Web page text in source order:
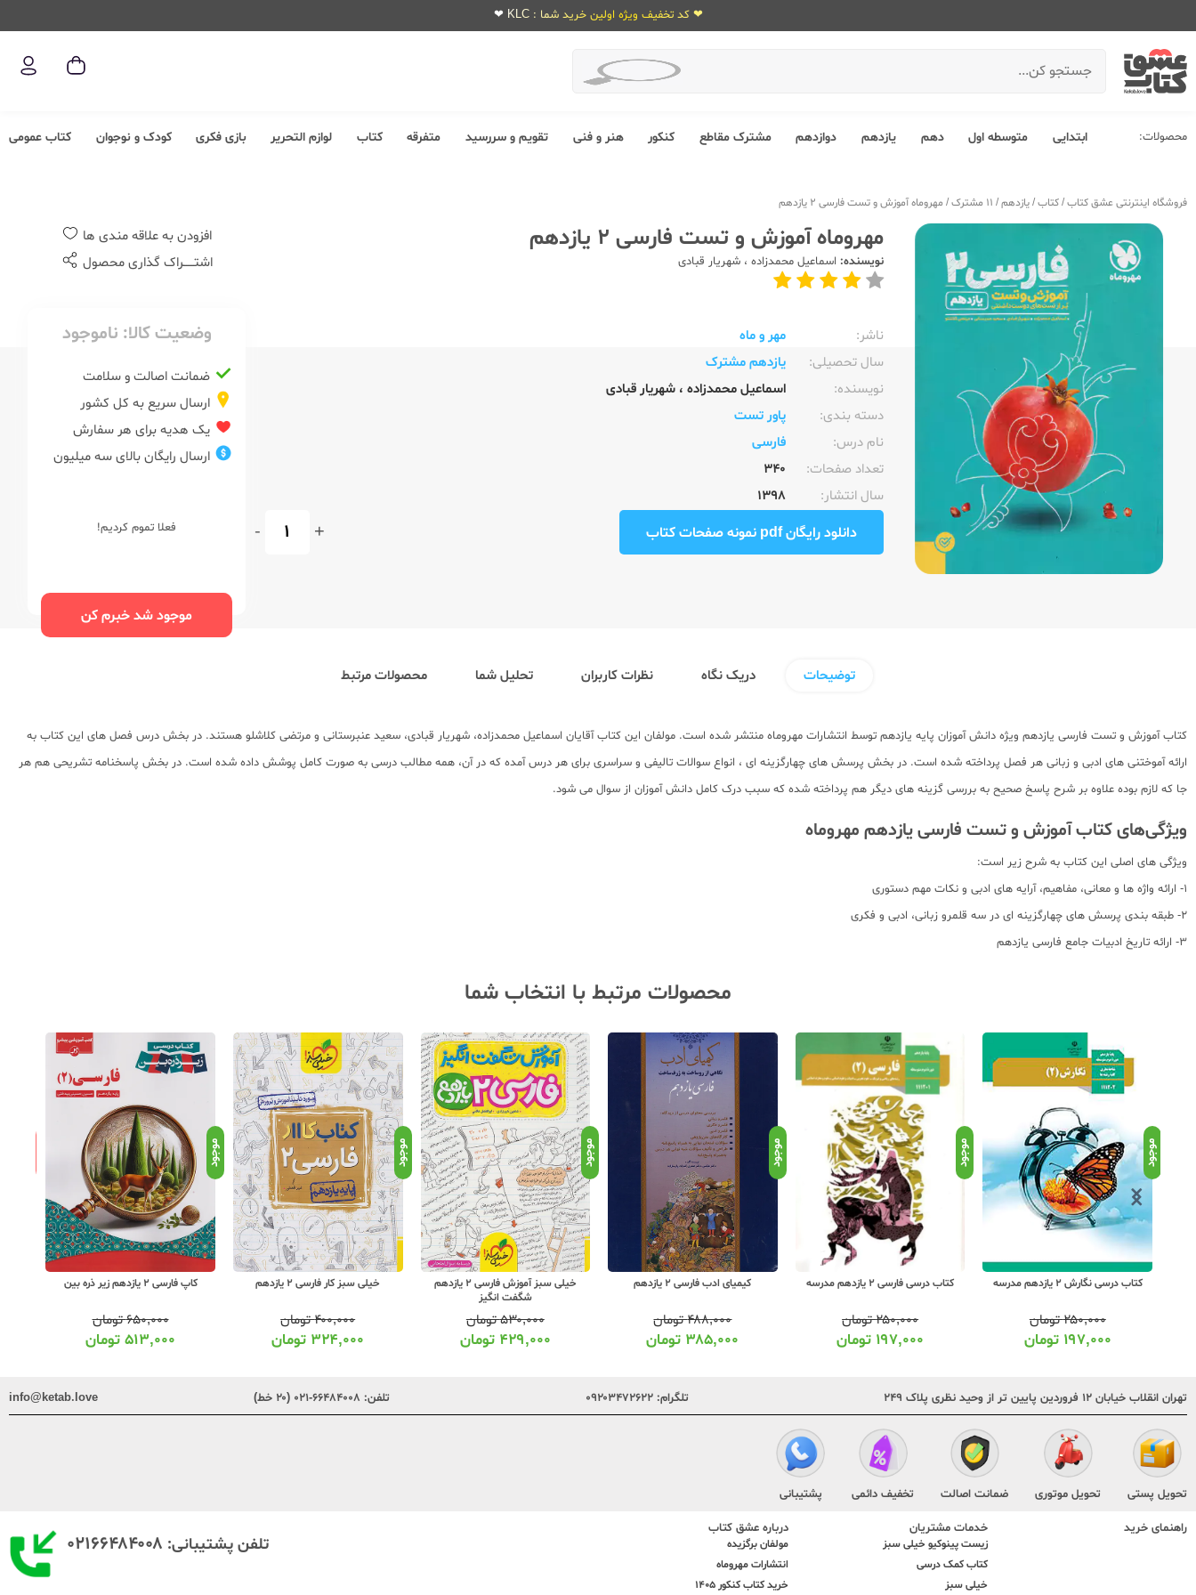
❤ کد تخفیف ویژه اولین خرید شما : KLC ❤
محصولات: ابتدایی متوسطه اول دهم یازدهم دوازدهم مشترک مقاطع کنکور هنر و فنی تقویم و سررسید متفرقه کتاب لوازم التحریر بازی فکری کودک و نوجوان کتاب عمومی
فروشگاه اینترنتی عشق کتاب/کتاب/یازدهم/ 11 مشترک / مهروماه آموزش و تست فارسی 2 یازدهم
مهروماه آموزش و تست فارسی 2 یازدهم
نویسنده: اسماعیل محمدزاده ، شهریار قبادی
ناشر:‌
مهر و ماه
سال تحصیلی:‌
یازدهم مشترک
نویسنده:‌
اسماعیل محمدزاده ، شهریار قبادی
دسته بندی:
پاور تست
نام درس:
فارسی
تعداد صفحات:‌
340
سال انتشار:‌
1398
دانلود رایگان pdf نمونه صفحات کتاب +
-
افزودن به علاقه مندی ها
اشتــــــراک گذاری محصول
وضعیت کالا: ناموجود
ضمانت اصالت و سلامت
ارسال سریع به کل کشور
یک هدیه برای هر سفارش
ارسال رایگان بالای سه میلیون
فعلا تموم کردیم!
موجود شد خبرم کن
توضیحات دریک نگاه نظرات کاربران تحلیل شما محصولات مرتبط
کتاب آموزش و تست فارسی یازدهم ویژه دانش آموزان پایه یازدهم توسط انتشارات مهروماه منتشر شده است. مولفان این کتاب آقایان اسماعیل محمدزاده، شهریار قبادی، سعید عنبرستانی و مرتضی کلاشلو هستند. در بخش درس فصل های این کتاب به
ارائه آموختنی های ادبی و زبانی هر فصل پرداخته شده است. در بخش پرسش های چهارگزینه ای ، انواع سوالات تالیفی و سراسری برای هر درس آمده که در آن، همه مطالب درسی به صورت کامل پوشش داده شده است. در بخش پاسخنامه تشریحی هم هر
جا که لازم بوده علاوه بر شرح پاسخ صحیح به بررسی گزینه های دیگر هم پرداخته شده که سبب درک کامل دانش آموزان از سوال می شود.
ویژگی‌های کتاب آموزش و تست فارسی یازدهم مهروماه
ویژگی های اصلی این کتاب به شرح زیر است:
1- ارائه واژه ها و معانی، مفاهیم، آرایه های ادبی و نکات مهم دستوری
2- طبقه بندی پرسش های چهارگزینه ای در سه قلمرو زبانی، ادبی و فکری
3- ارائه تاریخ ادبیات جامع فارسی یازدهم
محصولات مرتبط با انتخاب شما
موجود
کتاب درسی نگارش 2 یازدهم مدرسه
۲۵۰,۰۰۰تومان
۱۹۷,۰۰۰ تومان
موجود
کتاب درسی فارسی 2 یازدهم مدرسه
۲۵۰,۰۰۰تومان
۱۹۷,۰۰۰ تومان
موجود
کیمیای ادب فارسی 2 یازدهم
۴۸۸,۰۰۰تومان
۳۸۵,۰۰۰ تومان
موجود
خیلی سبز آموزش فارسی 2 یازدهم
شگفت انگیز
۵۳۰,۰۰۰تومان
۴۲۹,۰۰۰ تومان
موجود
خیلی سبز کار فارسی 2 یازدهم
۴۰۰,۰۰۰تومان
۳۲۴,۰۰۰ تومان
موجود
کاپ فارسی 2 یازدهم زیر ذره بین
۶۵۰,۰۰۰تومان
۵۱۳,۰۰۰تومان
تهران انقلاب خیابان ۱۲ فروردین پایین تر از وحید نظری پلاک ۲۴۹ تلگرام: ۰۹۲۰۳۴۷۲۶۲۲ تلفن: ۶۶۴۸۴۰۰۸-۰۲۱ (۲۰ خط) info@ketab.love
تحویل پستی تحویل موتوری ضمانت اصالت تخفیف دائمی پشتیبانی
راهنمای خرید خدمات مشتریان
زیست پینوکیو خیلی سبز
کتاب کمک درسی
خیلی سبز
درباره عشق کتاب
مولفان برگزیده
انتشارات مهروماه
خرید کتاب کنکور 1405
تلفن پشتیبانی: ۰۲۱۶۶۴۸۴۰۰۸